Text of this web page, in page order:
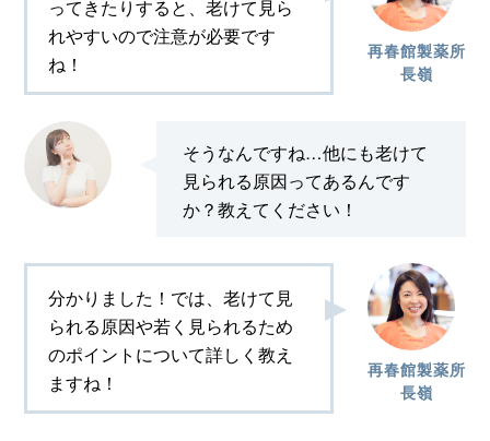
再春館製薬所
長嶺
ってきたりすると、老けて見ら
れやすいので注意が必要です
ね！
そうなんですね…他にも老けて
見られる原因ってあるんです
か？教えてください！
再春館製薬所
長嶺
分かりました！では、老けて見
られる原因や若く見られるため
のポイントについて詳しく教え
ますね！